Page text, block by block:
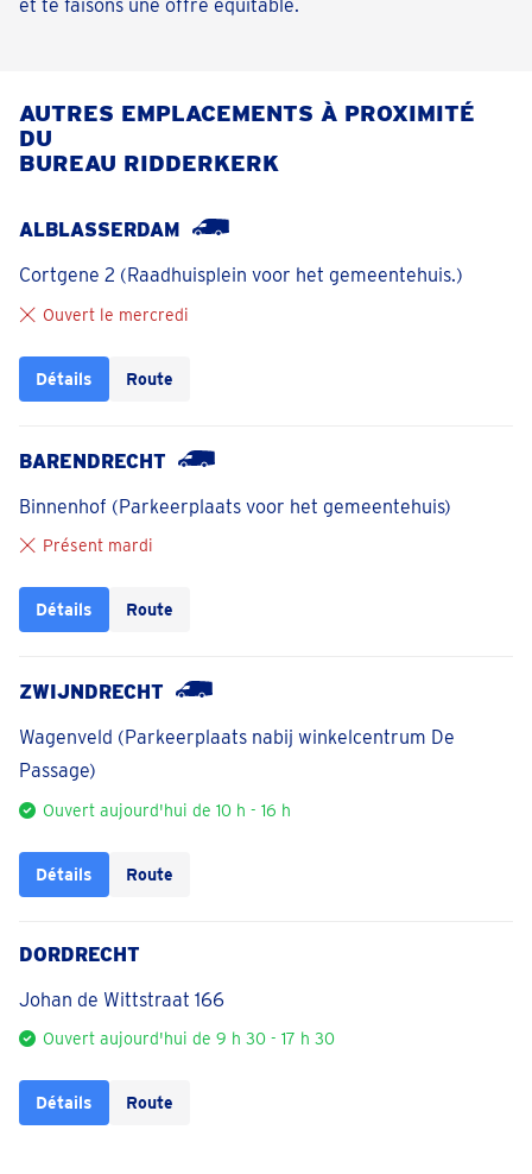
et te faisons une offre équitable.
AUTRES EMPLACEMENTS À PROXIMITÉ
DU
BUREAU RIDDERKERK
ALBLASSERDAM
Cortgene 2 (Raadhuisplein voor het gemeentehuis.)
Ouvert le mercredi
Détails Route
BARENDRECHT
Binnenhof (Parkeerplaats voor het gemeentehuis)
Présent mardi
Détails Route
ZWIJNDRECHT
Wagenveld (Parkeerplaats nabij winkelcentrum De
Passage)
Ouvert aujourd'hui de 10 h - 16 h
Détails Route
DORDRECHT
Johan de Wittstraat 166
Ouvert aujourd'hui de 9 h 30 - 17 h 30
Détails Route